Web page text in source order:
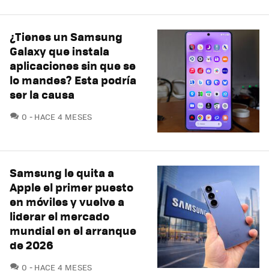
¿Tienes un Samsung
Galaxy que instala
aplicaciones sin que se
lo mandes? Esta podría
ser la causa
0 COMENTARIOS
HACE 4 MESES
Samsung le quita a
Apple el primer puesto
en móviles y vuelve a
liderar el mercado
mundial en el arranque
de 2026
0 COMENTARIOS
HACE 4 MESES